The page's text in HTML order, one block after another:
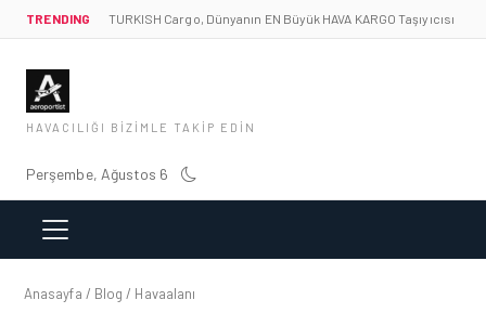
TRENDING TURKISH Cargo, Dünyanın EN Büyük HAVA KARGO Taşıyıcısı
HAVACILIĞI BIZIMLE TAKIP EDIN
Perşembe, Ağustos 6
Anasayfa / Blog / Havaalanı